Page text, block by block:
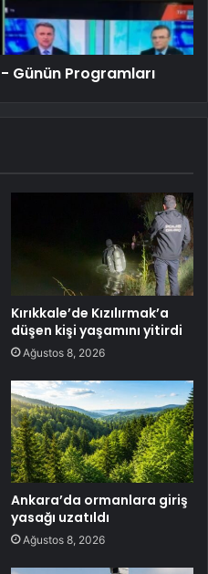
- Günün Programları
Kırıkkale’de Kızılırmak’a
düşen kişi yaşamını yitirdi
Ağustos 8, 2026
Ankara’da ormanlara giriş
yasağı uzatıldı
Ağustos 8, 2026